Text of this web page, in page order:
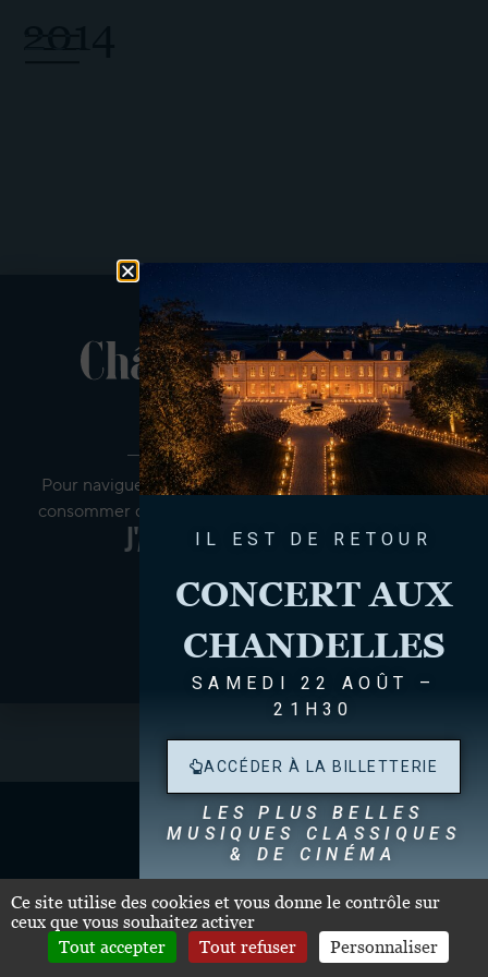
CHÂTEAU SOUTARD
33330 Saint-Emilion
Mentions légales - Cookie
Pour naviguer sur ce site, vous devez être en âge de
consommer de l’alcool dans votre pays de résidence.
J'accepte ces termes
NON
OUI
Ce site utilise des cookies et vous donne le contrôle sur
ceux que vous souhaitez activer
Tout accepter
Tout refuser Personnaliser
IL EST DE RETOUR
CONCERT AUX
CHANDELLES
SAMEDI 22 AOÛT –
21H30
ACCÉDER À LA BILLETTERIE
LES PLUS BELLES
MUSIQUES CLASSIQUES
& DE CINÉMA
Dégustation de nos Grands Crus Classés